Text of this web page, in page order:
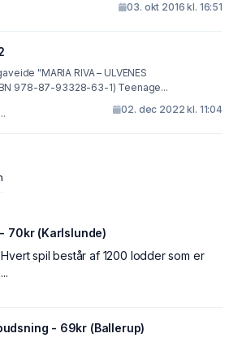
03. okt 2016 kl. 16:51
– ULVENES
978-87-93328-63-1) Teenage...
02. dec 2022 kl. 11:04
70kr (Karlslunde)
spil består af 1200 lodder som er
- 69kr (Ballerup)